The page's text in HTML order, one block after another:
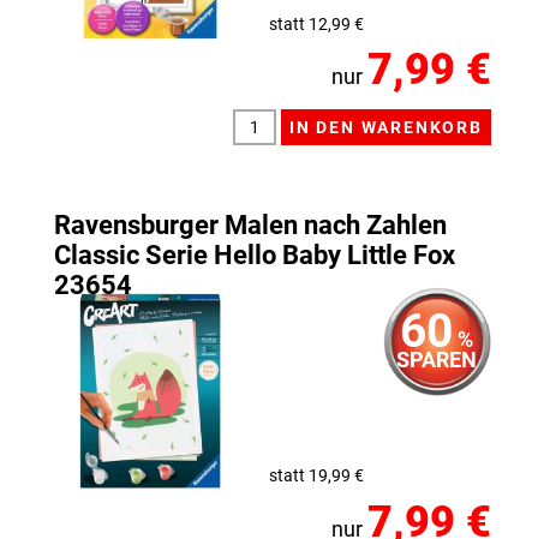
statt 12,99 €
nur 7,99 €
Ravensburger Malen nach Zahlen
Classic Serie Hello Baby Little Fox
23654
60 %
SPAREN
statt 19,99 €
nur 7,99 €